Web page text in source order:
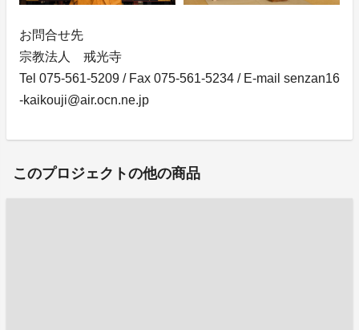
お問合せ先
宗教法人 戒光寺
Tel 075-561-5209 / Fax 075-561-5234 / E-mail senzan16
-kaikouji@air.ocn.ne.jp
このプロジェクトの他の商品